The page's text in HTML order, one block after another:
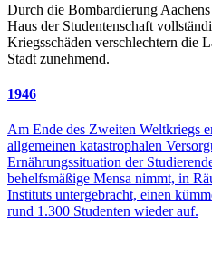
Durch die Bombardierung
Haus der Studentenschaft
Kriegsschäden verschlechtern die
Stadt zunehmend.
1946
Am Ende des Zweiten Weltkriegs
allgemeinen katastrophalen
Ernährungssituation der
behelfsmäßige Mensa nimmt, in
Instituts untergebracht, einen
rund 1.300 Studenten wieder auf.